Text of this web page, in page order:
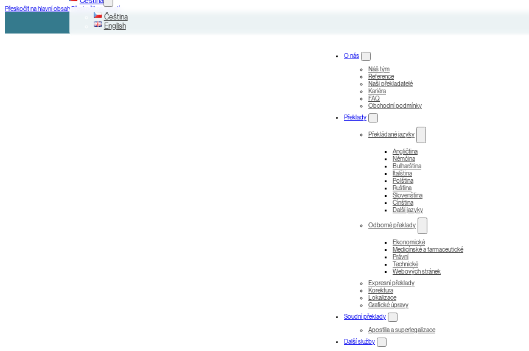
Přeskočit na hlavní obsahPřeskočit na zápatí
Čeština
English
O nás
Náš tým
Reference
Naši překladatelé
Kariéra
FAQ
Obchodní podmínky
Překlady
Překládané jazyky
Angličtina
Němčina
Bulharština
Italština
Polština
Ruština
Slovenština
Čínština
Další jazyky
Odborné překlady
Ekonomické
Medicínské a farmaceutické
Právní
Technické
Webových stránek
Expresní překlady
Korektura
Lokalizace
Grafické úpravy
Soudní překlady
Apostila a superlegalizace
Další služby